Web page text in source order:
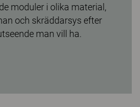
moduler i olika material,
och skräddarsys efter
man vill ha.